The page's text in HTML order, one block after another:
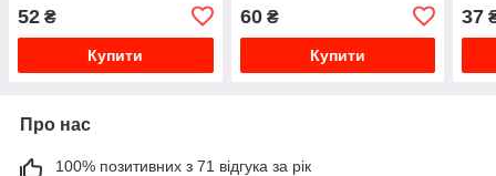
52 ₴
Купити
60₴
Купити
37
Про нас
100% позитивних з 71 відгука за рік